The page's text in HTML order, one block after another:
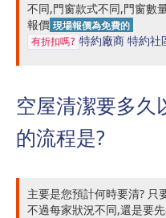
不同,門窗款式不同,門窗數
報價 現場報價為免費的
有折扣嗎? 特約廠商 特約社
空屋清潔要多久
的流程是?
主要是您預計何時要清? 只
不過每家狀況不同,還是要